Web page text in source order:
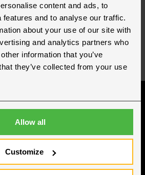
content and ads, to
features and to analyse our traffic.
about your use of our site with
and analytics partners who
information that you’ve
they’ve collected from your use
Allow all
Customize
kanten af Russispranget.
...